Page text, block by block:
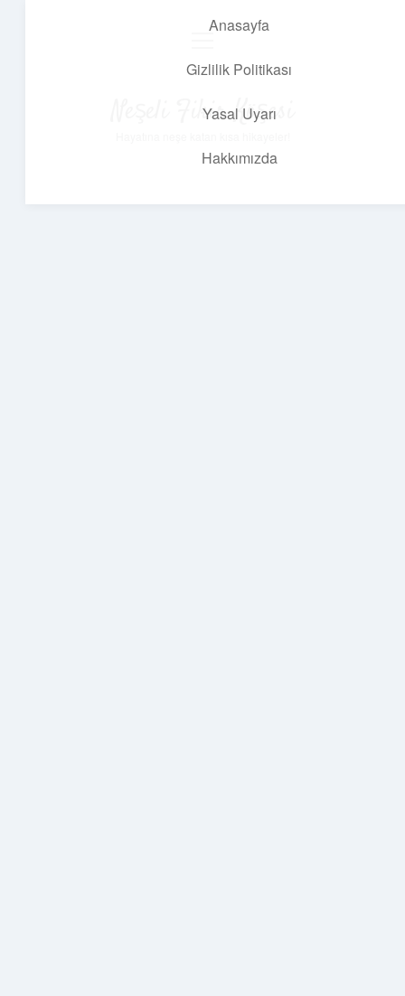
Anasayfa
Gizlilik Politikası
Yasal Uyarı
Hakkımızda
Neşeli Fikir Köşesi